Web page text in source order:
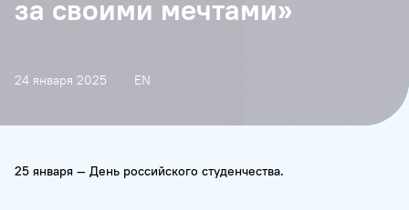
за своими мечтами»
24 января 2025 EN
25 января — День российского студенчества.